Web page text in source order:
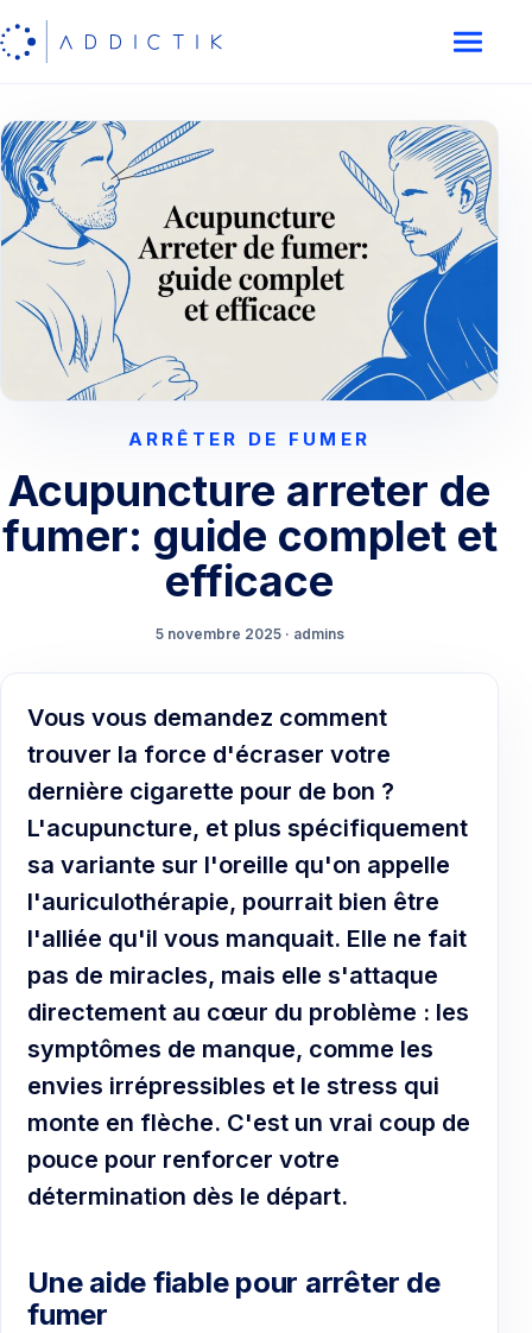
ARRÊTER DE FUMER
Acupuncture arreter de
fumer: guide complet et
efficace
5 novembre 2025 · admins
Vous vous demandez comment
trouver la force d'écraser votre
dernière cigarette pour de bon ?
L'acupuncture, et plus spécifiquement
sa variante sur l'oreille qu'on appelle
l'auriculothérapie, pourrait bien être
l'alliée qu'il vous manquait. Elle ne fait
pas de miracles, mais elle s'attaque
directement au cœur du problème : les
symptômes de manque, comme les
envies irrépressibles et le stress qui
monte en flèche. C'est un vrai coup de
pouce pour renforcer votre
détermination dès le départ.
Une aide fiable pour arrêter de
fumer